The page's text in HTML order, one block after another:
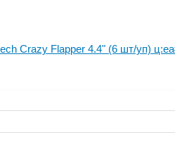
Crazy Flapper 4.4" (6 шт/уп)